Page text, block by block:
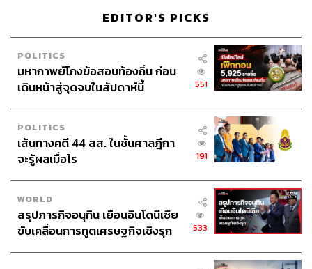
EDITOR'S PICKS
POLITICS
มหากาพย์โกงข้อสอบท้องถิ่น ก่อน
เดินหน้าสู่จุดจบในสัปดาห์นี้
551
POLITICS
เส้นทางคดี 44 สส. ในชั้นศาลฎีกา
จะรู้ผลเมื่อไร
191
WORLD
สรุปภารกิจอนุทิน เยือนอินโดนีเซีย
ขับเคลื่อนการทูตเศรษฐกิจเชิงรุก
533